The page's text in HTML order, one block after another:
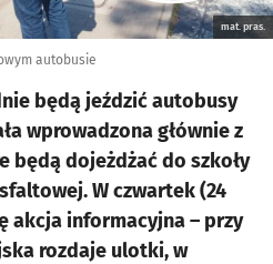
mat. pras.
autobusie
będą jeździć autobusy
wprowadzona głównie z
będą dojeżdżać do szkoły
W czwartek (24
akcja informacyjna – przy
rozdaje ulotki, w